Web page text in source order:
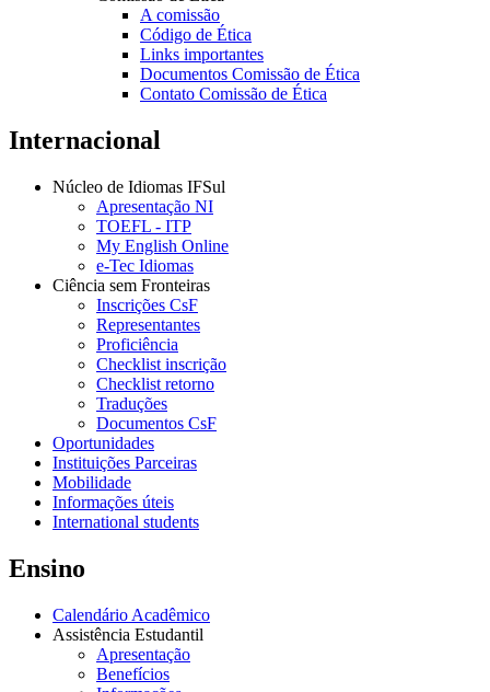
A comissão
Código de Ética
Links importantes
Documentos Comissão de Ética
Contato Comissão de Ética
Internacional
Núcleo de Idiomas IFSul
Apresentação NI
TOEFL - ITP
My English Online
e-Tec Idiomas
Ciência sem Fronteiras
Inscrições CsF
Representantes
Proficiência
Checklist inscrição
Checklist retorno
Traduções
Documentos CsF
Oportunidades
Instituições Parceiras
Mobilidade
Informações úteis
International students
Ensino
Calendário Acadêmico
Assistência Estudantil
Apresentação
Benefícios